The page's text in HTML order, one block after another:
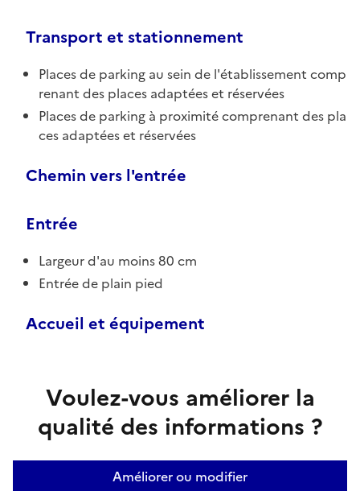
Transport et stationnement
Places de parking au sein de l'établissement comp
renant des places adaptées et réservées
Places de parking à proximité comprenant des pla
ces adaptées et réservées
Chemin vers l'entrée
Entrée
Largeur d'au moins 80 cm
Entrée de plain pied
Accueil et équipement
Voulez-vous améliorer la
qualité des informations ?
Améliorer ou modifier